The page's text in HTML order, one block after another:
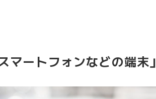
マートフォンなどの端末」